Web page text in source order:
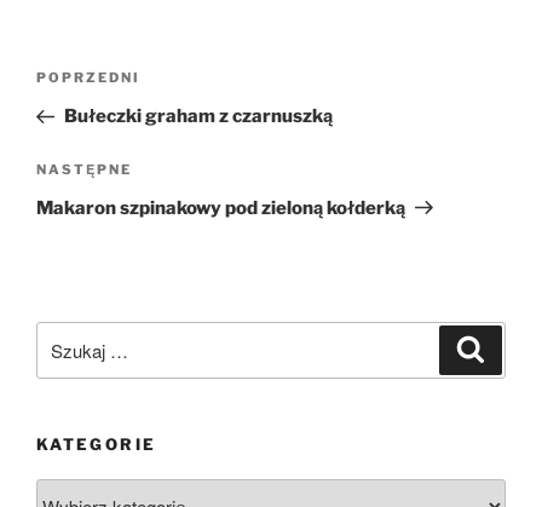
Nawigacja
Poprzedni
wpis
POPRZEDNI
Bułeczki graham z czarnuszką
Następny
wpis
NASTĘPNE
Makaron szpinakowy pod zieloną kołderką
KATEGORIE